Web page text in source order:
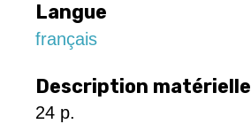
Langue
français
Description matérielle
24 p.